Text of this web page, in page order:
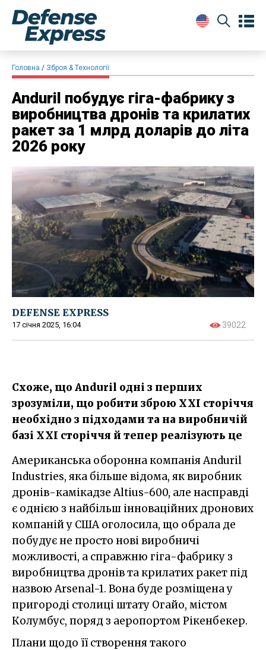
Головна Зброя & Технології
Anduril побудує гіга-фабрику з
виробництва дронів та крилатих
ракет за 1 млрд доларів до літа
2026 року
DEFENSE EXPRESS
17 січня 2025, 16:04 39022
Схоже, що Anduril одні з перших
зрозуміли, що робити зброю XXI сторіччя
необхідно з підходами та на виробничій
базі XXI сторіччя й тепер реалізують це
Американська оборонна компанія Anduril
Industries, яка більше відома, як виробник
дронів-камікадзе Altius-600, але насправді
є однією з найбільш інноваційних дронових
компаній у США оголосила, що обрала де
побудує не просто нові виробничі
можливості, а справжню гіга-фабрику з
виробництва дронів та крилатих ракет під
назвою Arsenal-1. Вона буде розміщена у
пригороді столиці штату Огайо, містом
Колумбус, поряд з аеропортом Рікенбекер.
Плани щодо її створення такого